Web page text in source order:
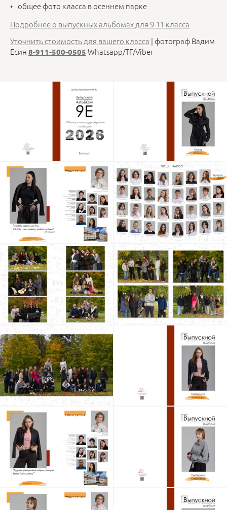
общее фото класса в осеннем парке
Подробнее о выпускных альбомах для 9-11 класса
Уточнить стоимость для вашего класса | фотограф Вадим
Есин 8-911-500-0505 Whatsapp/ТГ/Viber